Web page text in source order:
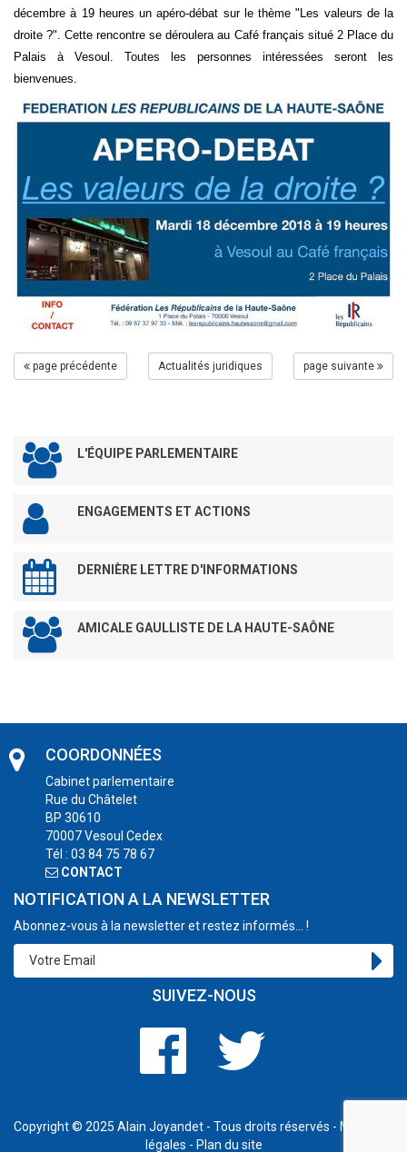
décembre à 19 heures un apéro-débat sur le thème "Les valeurs de la
droite ?". Cette rencontre se déroulera au Café français situé 2 Place du
Palais à Vesoul. Toutes les personnes intéressées seront les
bienvenues.
page précédente Actualités juridiques page suivante
L'ÉQUIPE PARLEMENTAIRE
ENGAGEMENTS ET ACTIONS
DERNIÈRE LETTRE D'INFORMATIONS
AMICALE GAULLISTE DE LA HAUTE-SAÔNE
COORDONNÉES
Cabinet parlementaire
Rue du Châtelet
BP 30610
70007 Vesoul Cedex
Tél : 03 84 75 78 67
CONTACT
NOTIFICATION A LA NEWSLETTER
Abonnez-vous à la newsletter et restez informés... !
SUIVEZ-NOUS
Copyright © 2025 Alain Joyandet - Tous droits réservés - Mentions
légales - Plan du site